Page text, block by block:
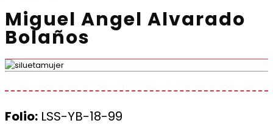
Miguel Angel Alvarado
Bolaños
Folio: LSS-YB-18-99